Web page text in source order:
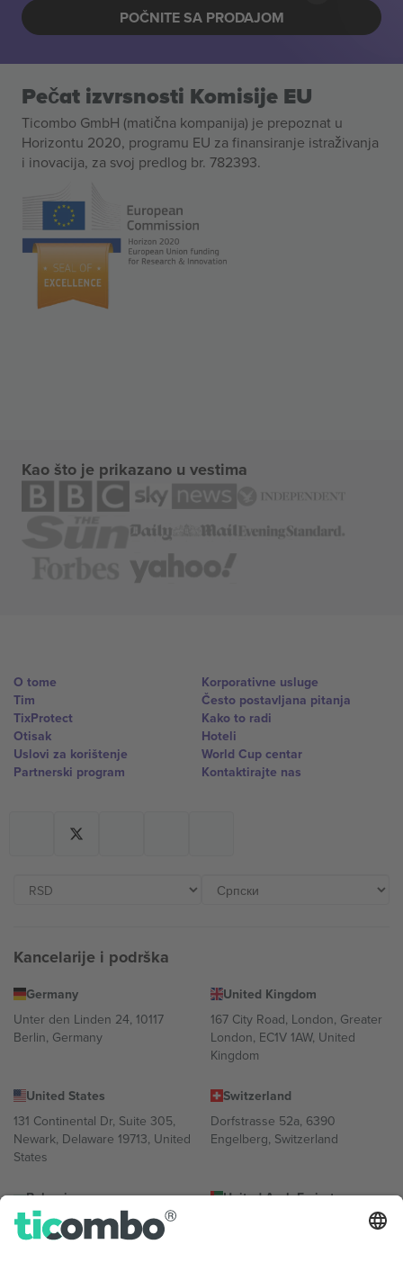
POČNITE SA PRODAJOM
Pečat izvrsnosti Komisije EU
Ticombo GmbH (matična kompanija) je prepoznat u
Horizontu 2020, programu EU za finansiranje istraživanja
i inovacija, za svoj predlog br. 782393.
Kao što je prikazano u vestima
O tome
Tim
TixProtect
Otisak
Uslovi za korištenje
Partnerski program
Korporativne usluge
Često postavljana pitanja
Kako to radi
Hoteli
World Cup centar
Kontaktirajte nas
Kancelarije i podrška
Germany
Unter den Linden 24, 10117
Berlin, Germany
United Kingdom
167 City Road, London, Greater
London, EC1V 1AW, United
Kingdom
United States
131 Continental Dr, Suite 305,
Newark, Delaware 19713, United
States
Switzerland
Dorfstrasse 52a, 6390
Engelberg, Switzerland
Bulgaria
Regus Sofia City West, bul
Totleben 53-55, 1606 Sofia,
United Arab Emirates
UAE Dubai Silicon Oasis, DDP